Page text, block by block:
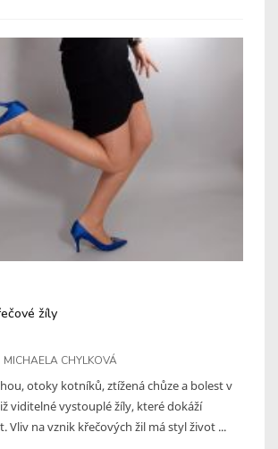
žíly
MICHAELA CHYLKOVÁ
otoky kotníků, ztížená chůze a bolest v
viditelné vystouplé žíly, které dokáží
Vliv na vznik křečových žil má styl život ...